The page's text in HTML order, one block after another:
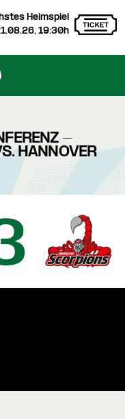
Heimspiel
19:30h
-
HANNOVER